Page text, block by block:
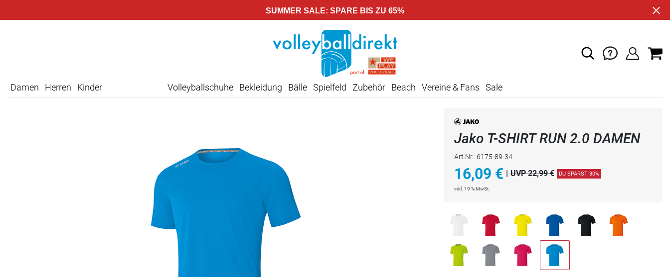
SUMMER SALE: SPARE BIS ZU 65%
Damen Herren Kinder Volleyballschuhe Bekleidung Bälle Spielfeld Zubehör Beach Vereine & Fans Sale
Jako T-SHIRT RUN 2.0 DAMEN
Art.Nr.: 6175-89-34
16,09 € UVP 22,99 € DU SPARST 30%
inkl. 19 % MwSt.